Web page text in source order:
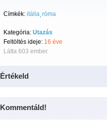
Címkék: itália róma
Kategória: Utazás
Feltöltés ideje: 16 éve
Látta 603 ember.
Értékeld
Kommentáld!